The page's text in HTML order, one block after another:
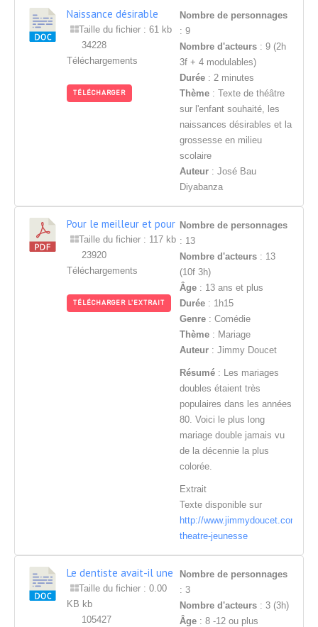
Naissance désirable
Taille du fichier : 61 kb
34228
Téléchargements
TÉLÉCHARGER
Nombre de personnages
: 9
Nombre d'acteurs : 9 (2h
3f + 4 modulables)
Durée : 2 minutes
Thème : Texte de théâtre
sur l'enfant souhaité, les
naissances désirables et la
grossesse en milieu
scolaire
Auteur : José Bau
Diyabanza
Pour le meilleur et pour
le pire
Taille du fichier : 117 kb
23920
Téléchargements
TÉLÉCHARGER L'EXTRAIT
Nombre de personnages
: 13
Nombre d'acteurs : 13
(10f 3h)
Âge : 13 ans et plus
Durée : 1h15
Genre : Comédie
Thème : Mariage
Auteur : Jimmy Doucet
Résumé : Les mariages
doubles étaient très
populaires dans les années
80. Voici le plus long
mariage double jamais vu
de la décennie la plus
colorée.
Extrait
Texte disponible sur
http://www.jimmydoucet.com/
theatre-jeunesse
Le dentiste avait-il une
dent contre lui?
Taille du fichier : 0.00
KB kb
105427
Nombre de personnages
: 3
Nombre d'acteurs : 3 (3h)
Âge : 8 -12 ou plus